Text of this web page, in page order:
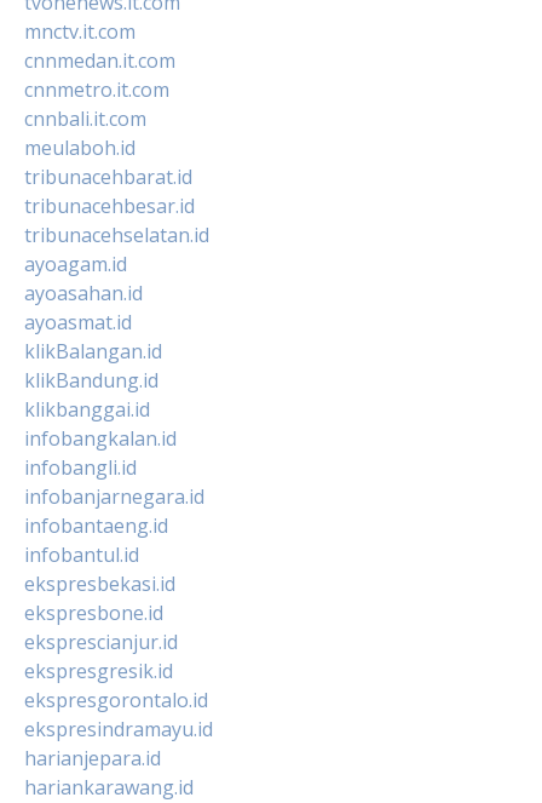
mnctv.it.com
cnnmedan.it.com
cnnmetro.it.com
cnnbali.it.com
meulaboh.id
tribunacehbarat.id
tribunacehbesar.id
tribunacehselatan.id
ayoagam.id
ayoasahan.id
ayoasmat.id
klikBalangan.id
klikBandung.id
klikbanggai.id
infobangkalan.id
infobangli.id
infobanjarnegara.id
infobantaeng.id
infobantul.id
ekspresbekasi.id
ekspresbone.id
eksprescianjur.id
ekspresgresik.id
ekspresgorontalo.id
ekspresindramayu.id
harianjepara.id
hariankarawang.id